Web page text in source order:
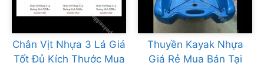
Chân Vịt Nhựa 3 Lá Giá
Tốt Đủ Kích Thước Mua
Thuyền Kayak Nhựa
Giá Rẻ Mua Bán Tại